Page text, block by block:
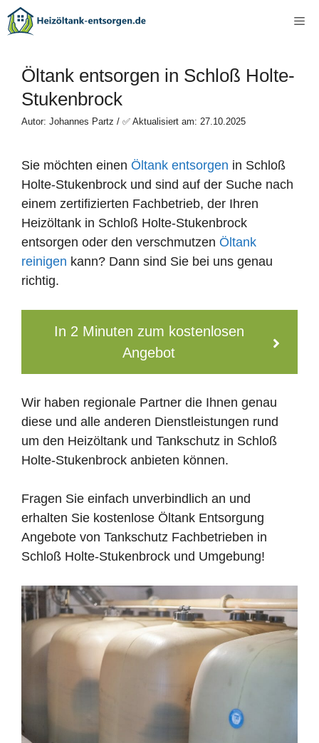
Zum
Inhalt
Öltank entsorgen in Schloß Holte-
Stukenbrock
Autor: Johannes Partz / ✅ Aktualisiert am: 27.10.2025
Sie möchten einen Öltank entsorgen in Schloß
Holte-Stukenbrock und sind auf der Suche nach
einem zertifizierten Fachbetrieb, der Ihren
Heizöltank in Schloß Holte-Stukenbrock
entsorgen oder den verschmutzen Öltank
reinigen kann? Dann sind Sie bei uns genau
richtig.
In 2 Minuten zum kostenlosen
Angebot
Wir haben regionale Partner die Ihnen genau
diese und alle anderen Dienstleistungen rund
um den Heizöltank und Tankschutz in Schloß
Holte-Stukenbrock anbieten können.
Fragen Sie einfach unverbindlich an und
erhalten Sie kostenlose Öltank Entsorgung
Angebote von Tankschutz Fachbetrieben in
Schloß Holte-Stukenbrock und Umgebung!